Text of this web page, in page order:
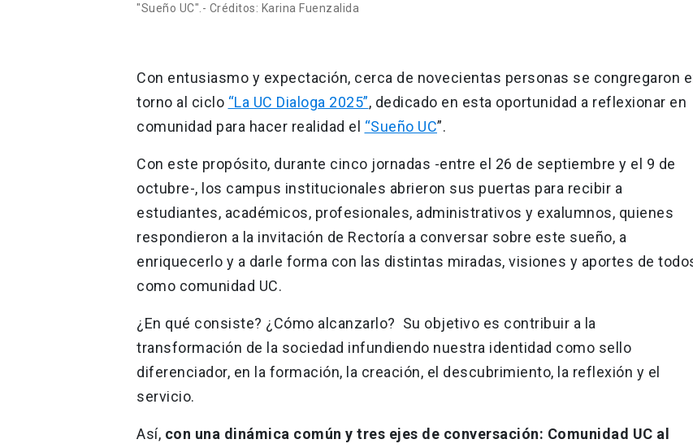
"Sueño UC".- Créditos: Karina Fuenzalida
Con entusiasmo y expectación, cerca de novecientas personas se congregaron
torno al ciclo “La UC Dialoga 2025”, dedicado en esta oportunidad a reflexionar en
comunidad para hacer realidad el “Sueño UC”.
Con este propósito, durante cinco jornadas -entre el 26 de septiembre y el 9 de
octubre-, los campus institucionales abrieron sus puertas para recibir a
estudiantes, académicos, profesionales, administrativos y exalumnos, quienes
respondieron a la invitación de Rectoría a conversar sobre este sueño, a
enriquecerlo y a darle forma con las distintas miradas, visiones y aportes de
como comunidad UC.
¿En qué consiste? ¿Cómo alcanzarlo? Su objetivo es contribuir a la
transformación de la sociedad infundiendo nuestra identidad como sello
diferenciador, en la formación, la creación, el descubrimiento, la reflexión y el
servicio.
Así, con una dinámica común y tres ejes de conversación: Comunidad UC al